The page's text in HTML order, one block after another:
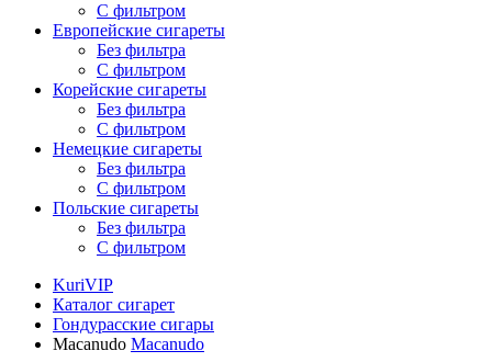
С фильтром
Европейские сигареты
Без фильтра
С фильтром
Корейские сигареты
Без фильтра
С фильтром
Немецкие сигареты
Без фильтра
С фильтром
Польские сигареты
Без фильтра
С фильтром
KuriVIP
Каталог сигарет
Гондурасские сигары
Macanudo Macanudo